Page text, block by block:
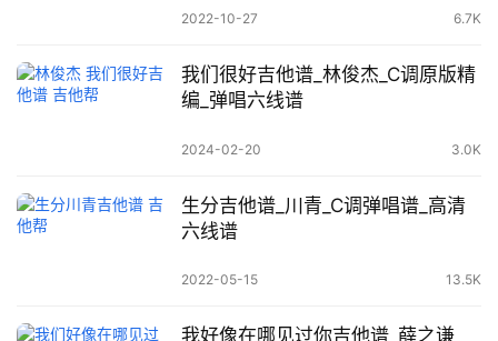
2022-10-27 6.7K
我们很好吉他谱_林俊杰_C调原版精
编_弹唱六线谱
2024-02-20 3.0K
生分吉他谱_川青_C调弹唱谱_高清
六线谱
2022-05-15 13.5K
我好像在哪见过你吉他谱_薛之谦_